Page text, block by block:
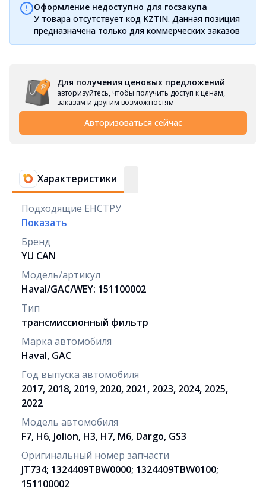
Оформление недоступно для госзакупа
У товара отсутствует код KZTIN. Данная позиция
предназначена только для коммерческих заказов
Для получения ценовых предложений
авторизуйтесь, чтобы получить доступ к ценам,
заказам и другим возможностям
Авторизоваться сейчас
Характеристики
Подходящие ЕНСТРУ
Показать
Бренд
YU CAN
Модель/артикул
Haval/GAC/WEY: 151100002
Тип
трансмиссионный фильтр
Марка автомобиля
Haval, GAC
Год выпуска автомобиля
2017, 2018, 2019, 2020, 2021, 2023, 2024, 2025,
2022
Модель автомобиля
F7, H6, Jolion, H3, H7, M6, Dargo, GS3
Оригинальный номер запчасти
JT734; 1324409TBW0000; 1324409TBW0100;
151100002